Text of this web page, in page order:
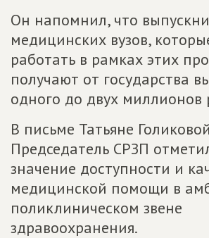
Он напомнил, что
медицинских вузов,
работать в рамках этих
получают от государства
одного до двух миллионов
В письме Татьяне Голиковой
Председатель СРЗП
значение доступности и
медицинской помощи в
поликлиническом звене
здравоохранения.